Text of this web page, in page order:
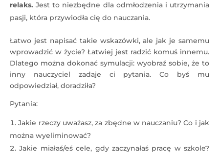
relaks.Jest to niezbędne dla odmłodzenia i utrzymania
pasji, która przywiodła cię do nauczania.
Łatwo jest napisać takie wskazówki, ale jak je samemu
wprowadzić w życie? Łatwiej jest radzić komuś innemu.
Dlatego można dokonać symulacji: wyobraź sobie, że to
inny nauczyciel zadaje ci pytania. Co byś mu
odpowiedział, doradziła?
Pytania:
Jakie rzeczy uważasz, za zbędne w nauczaniu? Co i jak
można wyeliminować?
Jakie miałaś/eś cele, gdy zaczynałaś pracę w szkole?